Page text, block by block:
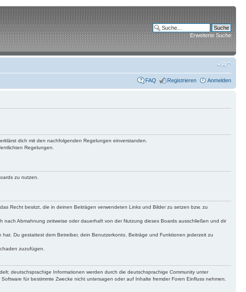
Erweiterte Suche
FAQ Registrieren Anmelden
dich mit den nachfolgenden Regelungen einverstanden.
Regelungen.
zu nutzen.
Recht besitzt, die in deinen Beiträgen verwendeten Links und Bilder zu setzen bzw. zu
Abmahnung zeitweise oder dauerhaft von der Nutzung dieses Boards ausschließen und dir
Du gestattest dem Betreiber, dein Benutzerkonto, Beiträge und Funktionen jederzeit zu
zuzufügen.
deutschsprachige Informationen werden durch die deutschsprachige Community unter
für bestimmte Zwecke nicht untersagen oder auf Inhalte fremder Foren Einfluss nehmen.